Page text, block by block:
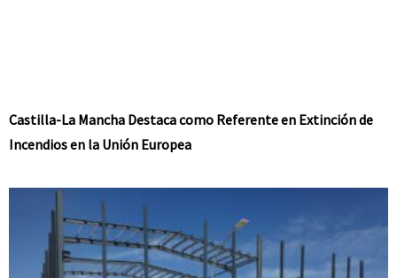
Castilla-La Mancha Destaca como Referente en Extinción de
Incendios en la Unión Europea